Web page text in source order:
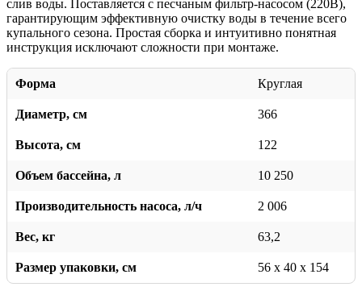
слив воды. Поставляется с песчаным фильтр-насосом (220В),
гарантирующим эффективную очистку воды в течение всего
купального сезона. Простая сборка и интуитивно понятная
инструкция исключают сложности при монтаже.
Форма Круглая
Диаметр, см 366
Высота, см 122
Объем бассейна, л 10 250
Производительность насоса, л/ч 2 006
Вес, кг 63,2
Размер упаковки, см 56 x 40 x 154